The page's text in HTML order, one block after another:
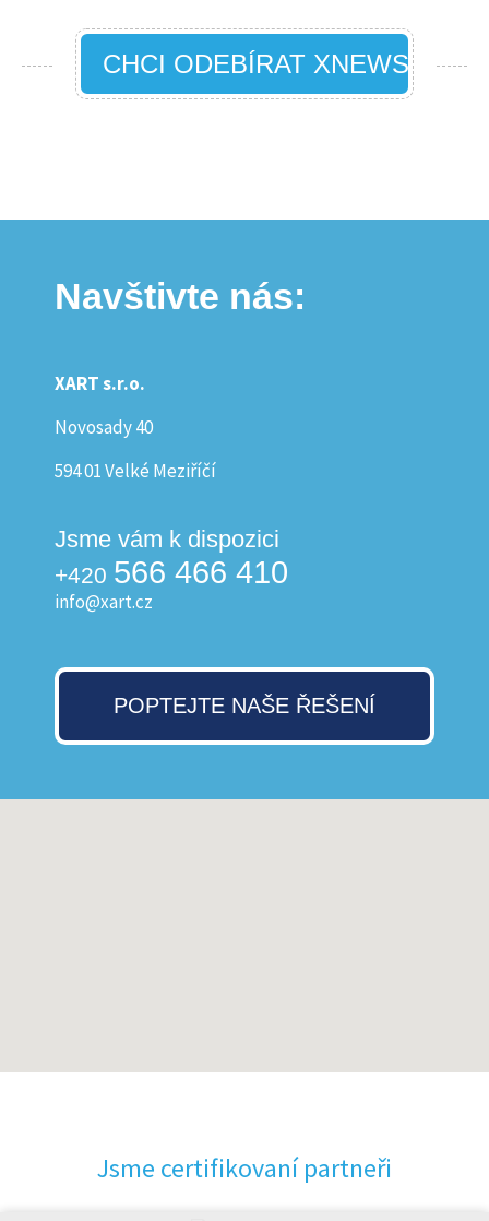
CHCI ODEBÍRAT XNEWS
Navštivte nás:
XART s.r.o.
Novosady 40
594 01 Velké Meziříčí
Jsme vám k dispozici
+420 566 466 410
info@xart.cz
POPTEJTE NAŠE ŘEŠENÍ
Jsme certifikovaní partneři